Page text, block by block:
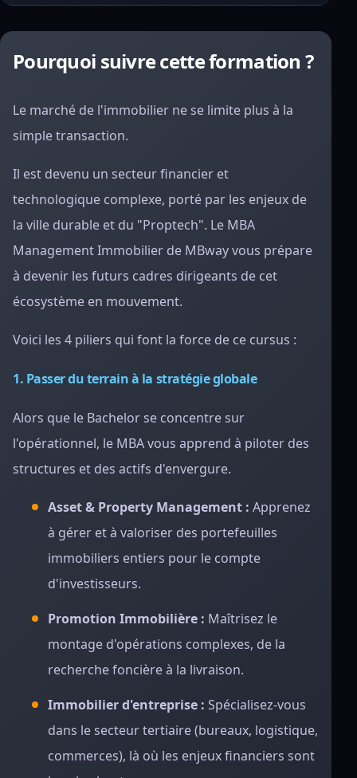
Pourquoi suivre cette formation ?
Le marché de l'immobilier ne se limite plus à la
simple transaction.
Il est devenu un secteur financier et
technologique complexe, porté par les enjeux de
la ville durable et du "Proptech". Le MBA
Management Immobilier de MBway vous prépare
à devenir les futurs cadres dirigeants de cet
écosystème en mouvement.
Voici les 4 piliers qui font la force de ce cursus :
1. Passer du terrain à la stratégie globale
Alors que le Bachelor se concentre sur
l'opérationnel, le MBA vous apprend à piloter des
structures et des actifs d'envergure.
Asset & Property Management : Apprenez
à gérer et à valoriser des portefeuilles
immobiliers entiers pour le compte
d'investisseurs.
Promotion Immobilière : Maîtrisez le
montage d'opérations complexes, de la
recherche foncière à la livraison.
Immobilier d'entreprise : Spécialisez-vous
dans le secteur tertiaire (bureaux, logistique,
commerces), là où les enjeux financiers sont